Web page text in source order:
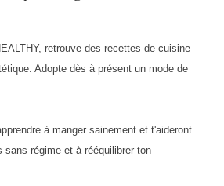
retrouve des recettes de cuisine
Adopte dès à présent un mode de
à manger sainement et t'aideront
sans régime et à rééquilibrer ton